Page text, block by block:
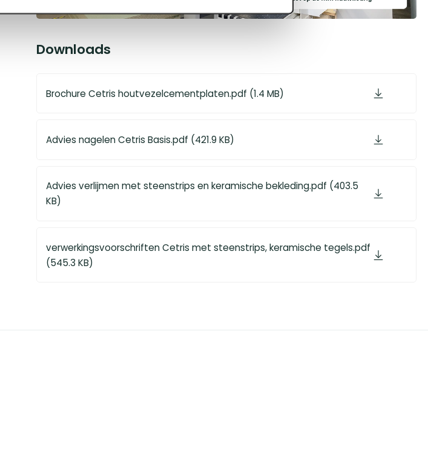
Downloads
Brochure Cetris houtvezelcementplaten.pdf (1.4 MB)
Advies nagelen Cetris Basis.pdf (421.9 KB)
Advies verlijmen met steenstrips en keramische bekleding.pdf (403.5
KB)
verwerkingsvoorschriften Cetris met steenstrips, keramische tegels.pdf
(545.3 KB)